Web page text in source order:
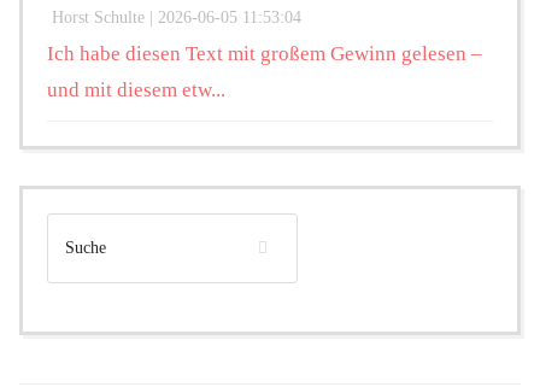
Horst Schulte | 2026-06-05 11:53:04
Ich habe diesen Text mit großem Gewinn gelesen –
und mit diesem etw...